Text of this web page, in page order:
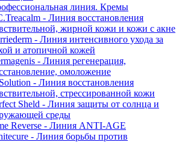
линия. Кремы
- Линия восстановления
жирной кожи и кожи с акне
- Линия интенсивного ухода за
и атопичной кожей
- Линия регенерация,
омоложение
- Линия восстановления
стрессированной кожи
Sheld - Линия защиты от солнца и
среды
Reverse - Линия ANTI-AGE
- Линия борьбы против